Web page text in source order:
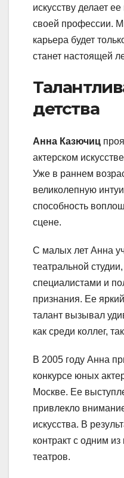
искусству делает
своей профессии.
карьера будет
станет настоящей
детства
Анна Казючиц
актерском
Уже в раннем
великолепную
способность
сцене.
С малых лет Анна
театральной
специалистами и
признания. Ее
талант вызывал
как среди коллег,
В 2005 году Анна
конкурсе юных
Москве. Ее
привлекло
искусства. В
контракт с одним
театров.